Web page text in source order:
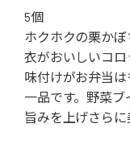
5個
ホクホクの栗か
衣がおいしいコ
味付けがお弁当
一品です。野菜
旨みを上げさらに